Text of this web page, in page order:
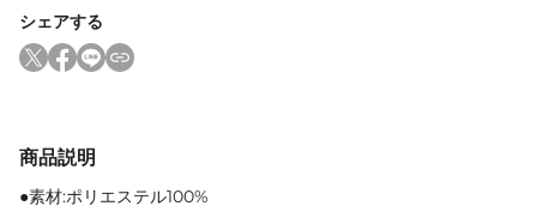
シェアする
商品説明
●素材:ポリエステル100%